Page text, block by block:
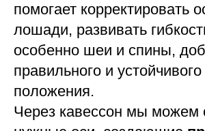
помогает корректировать
лошади, развивать
особенно шеи и спины,
правильного и
положения.
Через кавессон мы можем